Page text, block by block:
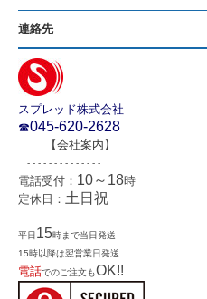
連絡先
スプレッド株式会社
☎045-620-2628
【会社案内 】
- - - - - - - - - - - - - -
電話受付： 10～18時
定休日： 土日祝
平日 15時まで当日発送
15時以降は翌営業日発送
電話でのご注文もOK!!